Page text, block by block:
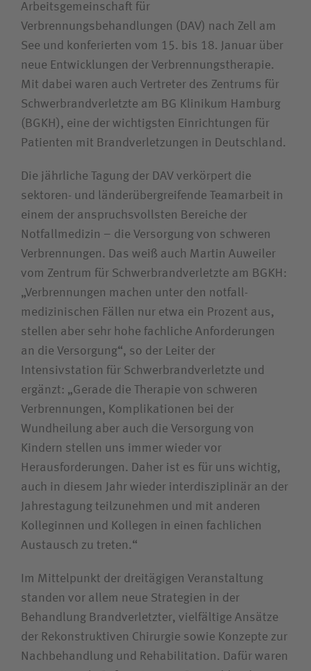
Arbeitsgemeinschaft für
Verbrennungsbehandlungen (DAV) nach Zell am
See und konferierten vom 15. bis 18. Januar über
neue Entwicklungen der Verbrennungstherapie.
Mit dabei waren auch Vertreter des Zentrums für
Schwerbrandverletzte am BG Klinikum Hamburg
(BGKH), eine der wichtigsten Einrichtungen für
Patienten mit Brandverletzungen in Deutschland.
Die jährliche Tagung der DAV verkörpert die
sektoren- und länderübergreifende Teamarbeit in
einem der anspruchsvollsten Bereiche der
Notfallmedizin – die Versorgung von schweren
Verbrennungen. Das weiß auch Martin Auweiler
vom Zentrum für Schwerbrandverletzte am BGKH:
„Verbrennungen machen unter den notfall­
medizinischen Fällen nur etwa ein Prozent aus,
stellen aber sehr hohe fachliche Anforderungen
an die Versorgung“, so der Leiter der
Intensivstation für Schwer­brand­verletzte und
ergänzt: „Gerade die Therapie von schweren
Verbrennungen, Komplikationen bei der
Wundheilung aber auch die Versorgung von
Kindern stellen uns immer wieder vor
Herausforderungen. Daher ist es für uns wichtig,
auch in diesem Jahr wieder interdisziplinär an der
Jahrestagung teilzunehmen und mit anderen
Kolleginnen und Kollegen in einen fachlichen
Austausch zu treten.“
Im Mittelpunkt der dreitägigen Veranstaltung
standen vor allem neue Strategien in der
Behandlung Brandverletzter, vielfältige Ansätze
der Rekonstruktiven Chirurgie sowie Konzepte zur
Nachbehandlung und Rehabilitation. Dafür waren